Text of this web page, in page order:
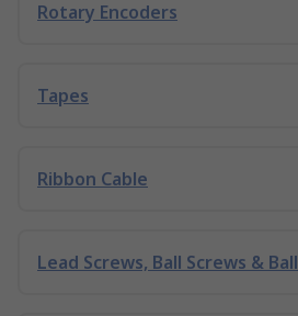
Rotary Encoders
Tapes
Ribbon Cable
Lead Screws, Ball Screws &